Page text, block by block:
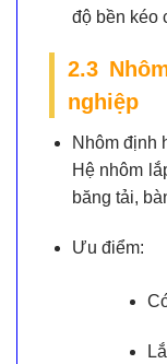
độ bền kéo
2.3
nghiệp
Nhôm định
Hệ nhôm
băng tải,
Ưu điểm: